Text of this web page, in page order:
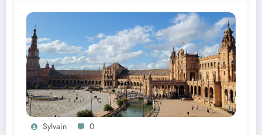
Sylvain 0